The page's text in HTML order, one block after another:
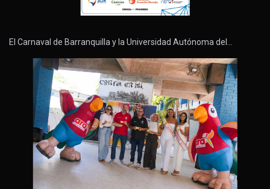
El Carnaval de Barranquilla y la Universidad Autónoma del…